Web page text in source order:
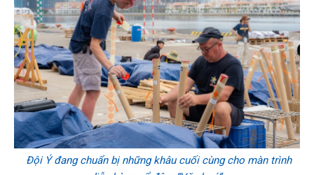
Đội Ý đang chuẩn bị những khâu cuối cùng cho màn trình